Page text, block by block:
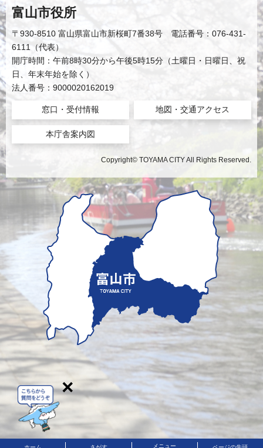
メニュー
富山市役所
〒930-8510 富山県富山市新桜町7番38号 電話番号：076-431-
6111（代表）
開庁時間：午前8時30分から午後5時15分（土曜日・日曜日、祝
日、年末年始を除く）
法人番号：9000020162019
窓口・受付情報 地図・交通アクセス
本庁舎案内図
Copyright© TOYAMA CITY All Rights Reserved.
×